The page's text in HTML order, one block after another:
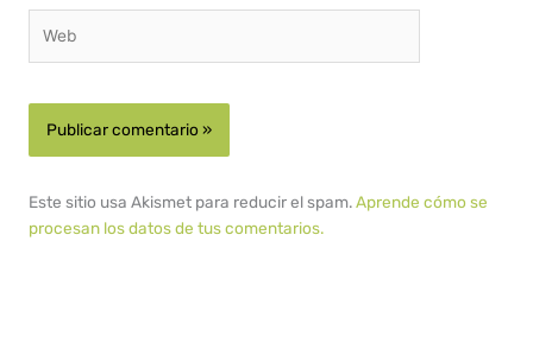
Este sitio usa Akismet para reducir el spam.Aprende cómo se
procesan los datos de tus comentarios.